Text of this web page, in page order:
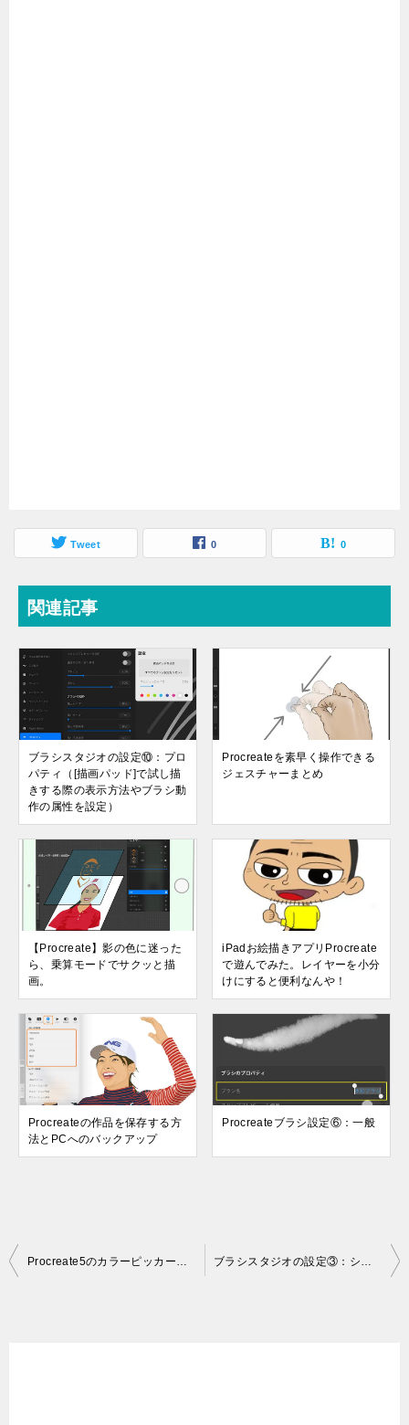
Tweet 0 0
関連記事
ブラシスタジオの設定⑩：プロ
パティ（[描画パッド]で試し描
きする際の表示方法やブラシ動
作の属性を設定）
Procreateを素早く操作できる
ジェスチャーまとめ
【Procreate】影の色に迷った
ら、乗算モードでサクッと描
画。
iPadお絵描きアプリProcreate
で遊んでみた。レイヤーを小分
けにすると便利なんや！
Procreateの作品を保存する方
法とPCへのバックアップ
Procreateブラシ設定⑥：一般
投
Procreate5のカラーピッカーに、第2カラーの指定・色の履歴・カラーパネルの独立など新しい機能が追加 ブラシスタジオの設定③：シェイプ（動作設定に[数]・[数のジッター]・[真円率]が追加）